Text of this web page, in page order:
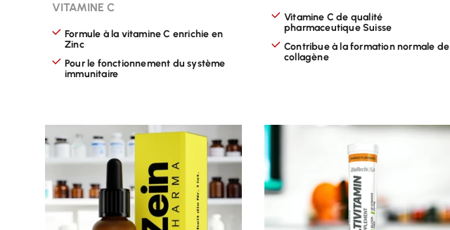
VITAMINE C
Formule à la vitamine C enrichie en
Zinc
Pour le fonctionnement du système
immunitaire
Vitamine C de qualité
pharmaceutique Suisse
Contribue à la formation normale de
collagène
CHOISIR LES OPTIONS CHOISIR LES OPTIONS